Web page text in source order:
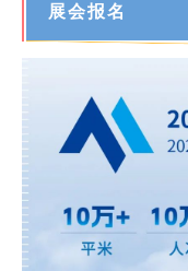
展会报名